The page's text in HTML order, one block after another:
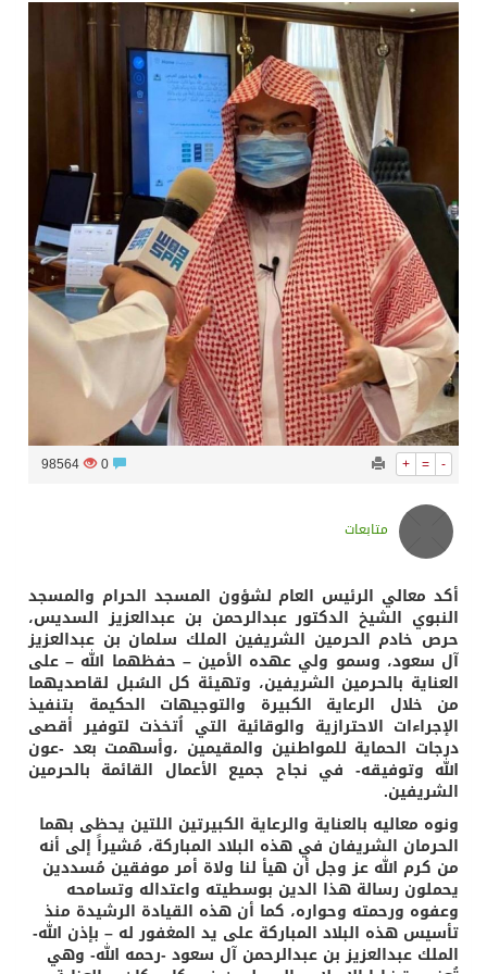
المملكة تؤكد أهمية استمرارية العمليات التشغيلية البحرية وضمان حماية إمدادات الطاقة وسلاسل الإمداد
المحكمة العليا غدٍ الخميس هو المكمل لشهر رمضان
+ = -
98564
متابعات
أكد معالي الرئيس العام لشؤون المسجد الحرام والمسجد
النبوي الشيخ الدكتور عبدالرحمن بن عبدالعزيز السديس،
حرص خادم الحرمين الشريفين الملك سلمان بن عبدالعزيز
آل سعود، وسمو ولي عهده الأمين – حفظهما الله – على
العناية بالحرمين الشريفين، وتهيئة كل السُبل لقاصديهما
من خلال الرعاية الكبيرة والتوجيهات الحكيمة بتنفيذ
الإجراءات الاحترازية والوقائية التي اُتخذت لتوفير أقصى
درجات الحماية للمواطنين والمقيمين ،وأسهمت بعد -عون
الله وتوفيقه- في نجاح جميع الأعمال القائمة بالحرمين
الشريفين.
ونوه معاليه بالعناية والرعاية الكبيرتين اللتين يحظى بهما
الحرمان الشريفان في هذه البلاد المباركة، مُشيراً إلى أنه
من كرم الله عز وجل أن هيأ لنا ولاة أمر موفقين مُسددين
يحملون رسالة هذا الدين بوسطيته واعتداله وتسامحه
وعفوه ورحمته وحواره، كما أن هذه القيادة الرشيدة منذ
تأسيس هذه البلاد المباركة على يد المغفور له – بإذن الله-
الملك عبدالعزيز بن عبدالرحمن آل سعود -رحمه الله- وهي